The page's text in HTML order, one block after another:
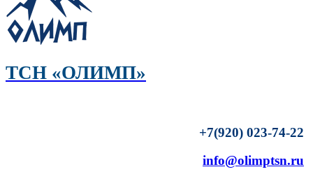
ТСН «ОЛИМП»
+7(920) 023-74-22
info@olimptsn.ru